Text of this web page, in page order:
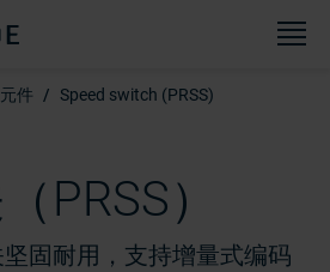
件 Speed switch (PRSS)
PRSS）
固耐用，支持增量式编码